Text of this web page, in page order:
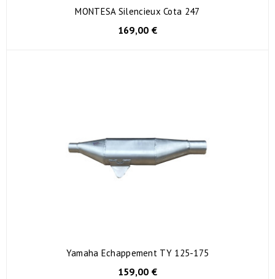
MONTESA Silencieux Cota 247
169,00 €
Yamaha Echappement TY 125-175
159,00 €